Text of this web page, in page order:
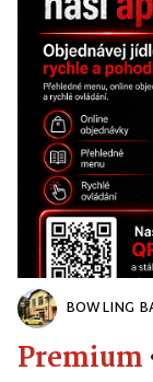
BOWLING
Premium